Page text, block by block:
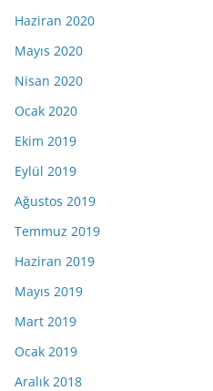
Haziran 2020
Mayıs 2020
Nisan 2020
Ocak 2020
Ekim 2019
Eylül 2019
Ağustos 2019
Temmuz 2019
Haziran 2019
Mayıs 2019
Mart 2019
Ocak 2019
Aralık 2018